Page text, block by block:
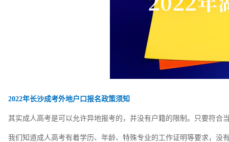
2022年长沙成考外地户口报名政策须知
其实成人高考是可以允许异地报考的，并没有户籍的限制。只要符合
我们知道成人高考有着学历、年龄、特殊专业的工作证明等要求，没